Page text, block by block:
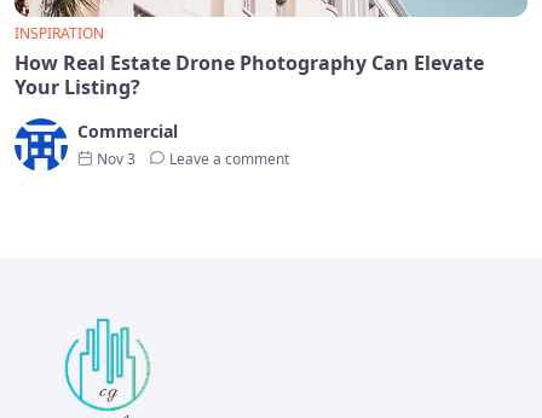
INSPIRATION
How Real Estate Drone Photography Can Elevate
Your Listing?
Commercial
Nov 3 Leave a comment